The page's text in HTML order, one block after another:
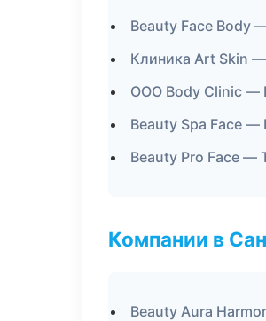
Beauty Face Body
Клиника Art Skin
ООО Body Clinic —
Beauty Spa Face —
Beauty Pro Face —
Компании в
Beauty Aura